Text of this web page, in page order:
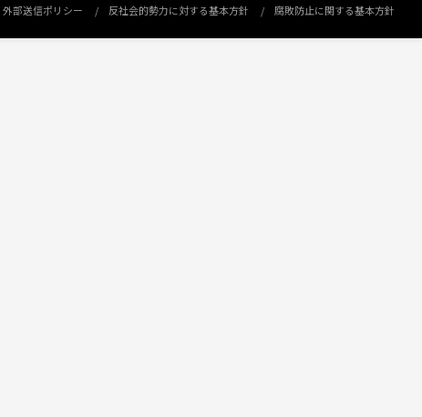
外部送信ポリシー 反社会的勢力に対する基本方針 腐敗防止に関する基本方針